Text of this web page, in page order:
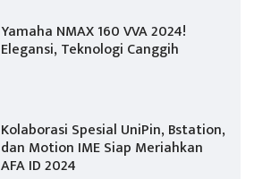
Yamaha NMAX 160 VVA 2024!
Elegansi, Teknologi Canggih
Kolaborasi Spesial UniPin, Bstation,
dan Motion IME Siap Meriahkan
AFA ID 2024